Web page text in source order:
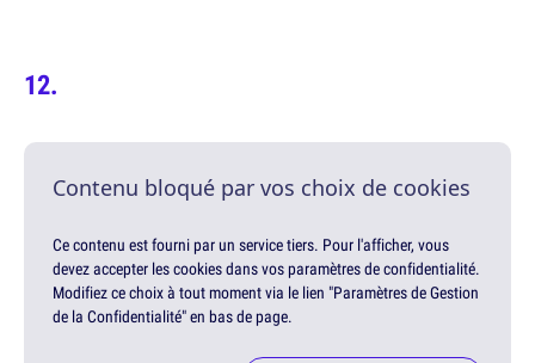
Contenu bloqué par vos choix de cookies
Ce contenu est fourni par un service tiers. Pour l'afficher, vous
devez accepter les cookies dans vos paramètres de confidentialité.
Modifiez ce choix à tout moment via le lien "Paramètres de Gestion
de la Confidentialité" en bas de page.